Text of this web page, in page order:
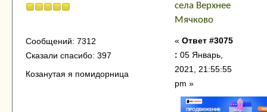
Сообщений: 7312
Сказали спасибо: 397
Козанутая я помидорница
села Верхнее
Мячково
« Ответ #3075
: 05 Январь,
2021, 21:55:55
pm »